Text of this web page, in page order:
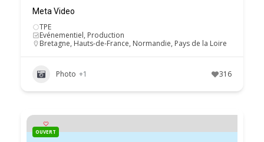
Meta Video
TPE
Evénementiel, Production
Bretagne, Hauts-de-France, Normandie, Pays de la Loire
Photo +1 316
OUVERT